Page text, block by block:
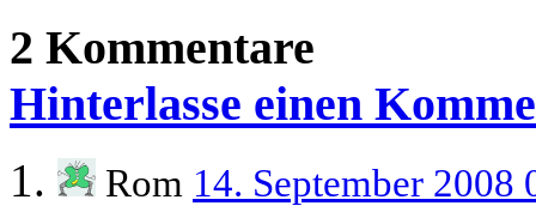
2 Kommentare
Hinterlasse einen
Rom 14. September 2008